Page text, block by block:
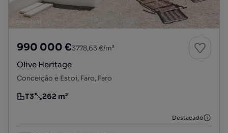
990 000 €3778,63 €/m²
Olive Heritage
Conceição e Estoi, Faro, Faro
Tipologia
T3
Preço por metro quadrado
262 m²
Destacado